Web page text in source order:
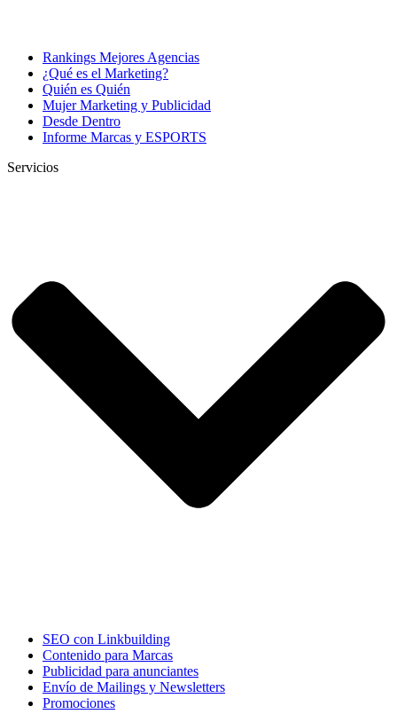
Rankings Mejores Agencias
¿Qué es el Marketing?
Quién es Quién
Mujer Marketing y Publicidad
Desde Dentro
Informe Marcas y ESPORTS
Servicios
SEO con Linkbuilding
Contenido para Marcas
Publicidad para anunciantes
Envío de Mailings y Newsletters
Promociones